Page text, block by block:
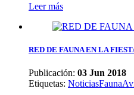
Leer más
RED DE FAUNA EN LA
Publicación: 03 Jun 2018
Etiquetas: NoticiasFauna